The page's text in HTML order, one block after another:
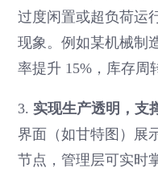
过度闲置或超负荷运
现象。例如某机械制
率提升 15%，库存周
3. 实现生产透明，支
界面（如甘特图）展
节点，管理层可实时